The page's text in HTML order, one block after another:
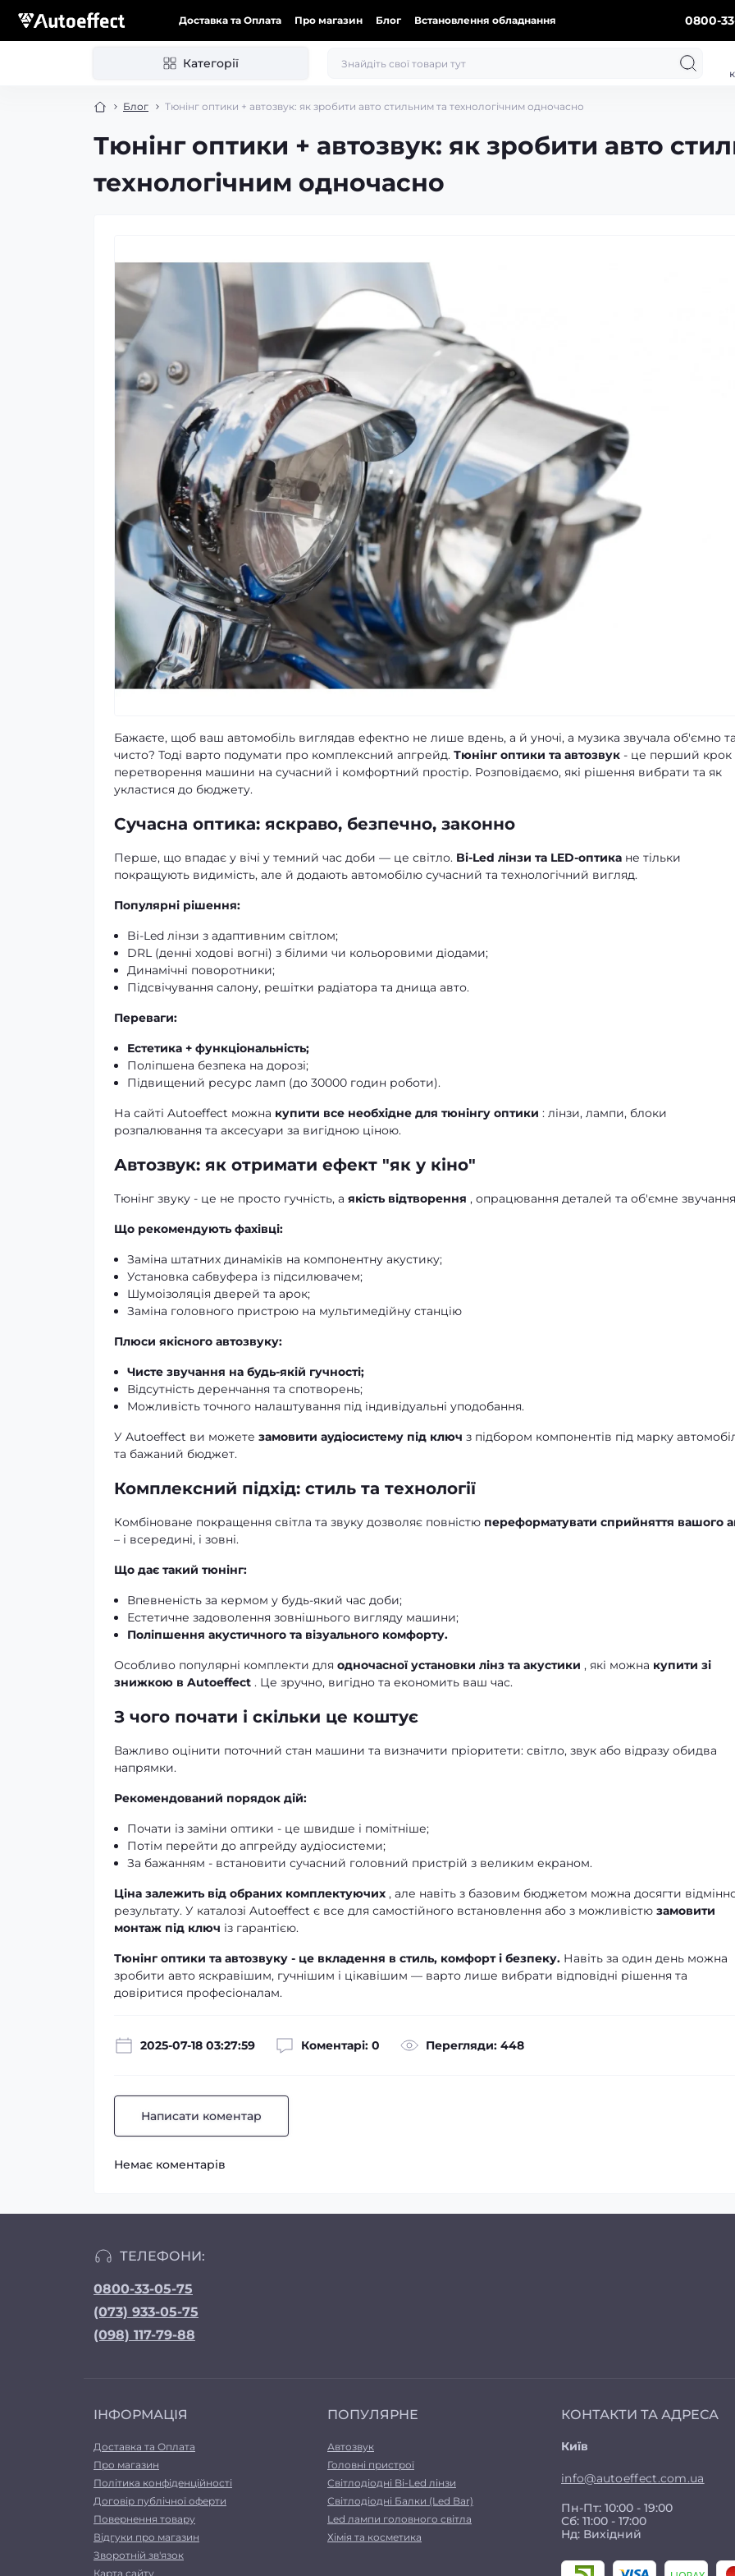
Доставка та Оплата Про магазин Блог Встановлення обладнання 0800-
Категорії
Блог Тюнінг оптики + автозвук: як зробити авто стильним та технологічним одночасно
Тюнінг оптики + автозвук: як зробити авто
технологічним одночасно
Бажаєте, щоб ваш автомобіль виглядав ефектно не лише вдень, а й уночі, а музика звучала об'ємно
чисто? Тоді варто подумати про комплексний апгрейд. Тюнінг оптики та автозвук - це перший крок
перетворення машини на сучасний і комфортний простір. Розповідаємо, які рішення вибрати та як
укластися до бюджету.
Сучасна оптика: яскраво, безпечно, законно
Перше, що впадає у вічі у темний час доби — це світло. Bi-Led лінзи та LED-оптика не тільки
покращують видимість, але й додають автомобілю сучасний та технологічний вигляд.
Популярні рішення:
Bi-Led лінзи з адаптивним світлом;
DRL (денні ходові вогні) з білими чи кольоровими діодами;
Динамічні поворотники;
Підсвічування салону, решітки радіатора та днища авто.
Переваги:
Естетика + функціональність;
Поліпшена безпека на дорозі;
Підвищений ресурс ламп (до 30000 годин роботи).
На сайті Autoeffect можна купити все необхідне для тюнінгу оптики : лінзи, лампи, блоки
розпалювання та аксесуари за вигідною ціною.
Автозвук: як отримати ефект "як у кіно"
Тюнінг звуку - це не просто гучність, а якість відтворення , опрацювання деталей та об'ємне
Що рекомендують фахівці:
Заміна штатних динаміків на компонентну акустику;
Установка сабвуфера із підсилювачем;
Шумоізоляція дверей та арок;
Заміна головного пристрою на мультимедійну станцію
Плюси якісного автозвуку:
Чисте звучання на будь-якій гучності;
Відсутність деренчання та спотворень;
Можливість точного налаштування під індивідуальні уподобання.
У Autoeffect ви можете замовити аудіосистему під ключ з підбором компонентів під марку
та бажаний бюджет.
Комплексний підхід: стиль та технології
Комбіноване покращення світла та звуку дозволяє повністю переформатувати сприйняття вашого
– і всередині, і зовні.
Що дає такий тюнінг:
Впевненість за кермом у будь-який час доби;
Естетичне задоволення зовнішнього вигляду машини;
Поліпшення акустичного та візуального комфорту.
Особливо популярні комплекти для одночасної установки лінз та акустики , які можна купити зі
знижкою в Autoeffect . Це зручно, вигідно та економить ваш час.
З чого почати і скільки це коштує
Важливо оцінити поточний стан машини та визначити пріоритети: світло, звук або відразу обидва
напрямки.
Рекомендований порядок дій:
Почати із заміни оптики - це швидше і помітніше;
Потім перейти до апгрейду аудіосистеми;
За бажанням - встановити сучасний головний пристрій з великим екраном.
Ціна залежить від обраних комплектуючих , але навіть з базовим бюджетом можна досягти
результату. У каталозі Autoeffect є все для самостійного встановлення або з можливістю замовити
монтаж під ключ із гарантією.
Тюнінг оптики та автозвуку - це вкладення в стиль, комфорт і безпеку. Навіть за один день можна
зробити авто яскравішим, гучнішим і цікавішим — варто лише вибрати відповідні рішення та
довіритися професіоналам.
2025-07-18 03:27:59 Коментарі: 0 Перегляди: 448
Написати коментар
Немає коментарів
ТЕЛЕФОНИ:
0800-33-05-75
(073) 933-05-75
(098) 117-79-88
ІНФОРМАЦІЯ
Доставка та Оплата
Про магазин
Політика конфіденційності
Договір публічної оферти
Повернення товару
Відгуки про магазин
Зворотній зв'язок
Карта сайту
ПОПУЛЯРНЕ
Автозвук
Головні пристрої
Світлодіодні Bi-Led лінзи
Світлодіодні Балки (Led Bar)
Led лампи головного світла
Хімія та косметика
КОНТАКТИ ТА АДРЕСА
Київ
info@autoeffect.com.ua
Пн-Пт: 10:00 - 19:00
Сб: 11:00 - 17:00
Нд: Вихідний